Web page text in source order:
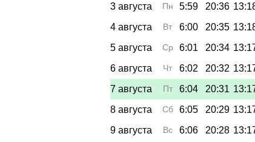
3 августа
Пн 5:59 20:36
4 августа
Вт 6:00 20:35
5 августа
Ср 6:01 20:34
6 августа
Чт 6:02 20:32
7 августа
Пт 6:04 20:31
8 августа
Сб 6:05 20:29
9 августа
Вс 6:06 20:28